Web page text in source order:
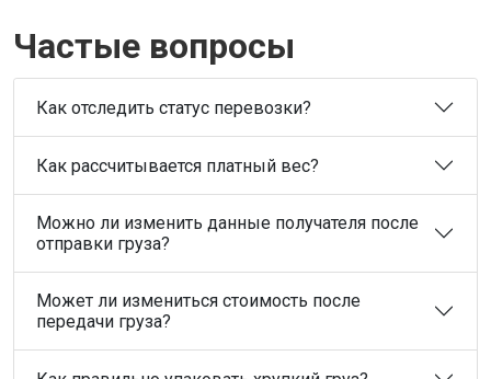
Частые вопросы
Как отследить статус перевозки?
Как рассчитывается платный вес?
Можно ли изменить данные получателя после
отправки груза?
Может ли измениться стоимость после
передачи груза?